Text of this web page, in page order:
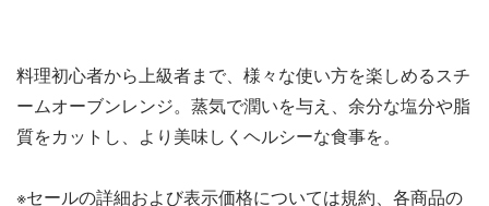
料理初心者から上級者まで、様々な使い方を楽しめるスチ
ームオーブンレンジ。蒸気で潤いを与え、余分な塩分や脂
質をカットし、より美味しくヘルシーな食事を。
※セールの詳細および表示価格については規約、各商品の